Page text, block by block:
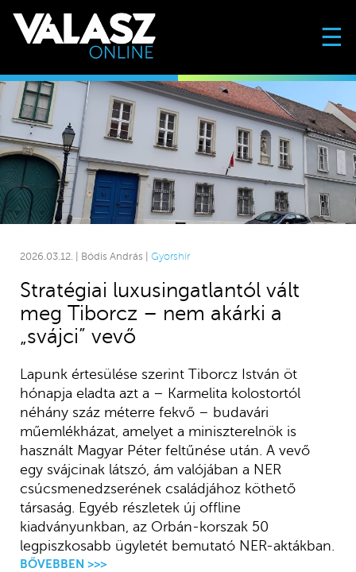
☰
2026.03.12. | Bódis András | Gyorshír
Stratégiai luxusingatlantól vált
meg Tiborcz – nem akárki a
„svájci” vevő
Lapunk értesülése szerint Tiborcz István öt
hónapja eladta azt a – Karmelita kolostortól
néhány száz méterre fekvő – budavári
műemlékházat, amelyet a miniszterelnök is
használt Magyar Péter feltűnése után. A vevő
egy svájcinak látszó, ám valójában a NER
csúcsmenedzserének családjához köthető
társaság. Egyéb részletek új offline
kiadványunkban, az Orbán-korszak 50
legpiszkosabb ügyletét bemutató NER-aktákban.
BŐVEBBEN >>>